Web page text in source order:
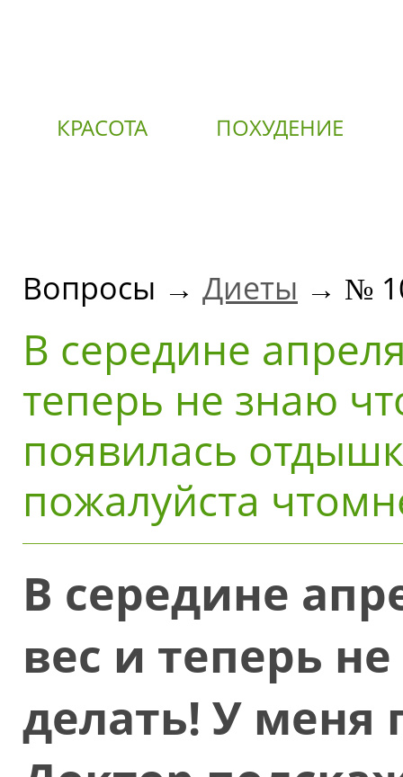
КРАСОТА ПОХУДЕНИЕ
Вопросы → Диеты → №
В середине
теперь не знаю
появилась
пожалуйста
В середине
вес и теперь
делать! У меня